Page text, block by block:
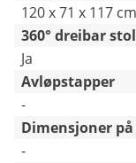
120 x 71 x 117 cm
360° dreibar stol
Ja
Avløpstapper
-
Dimensjoner
-